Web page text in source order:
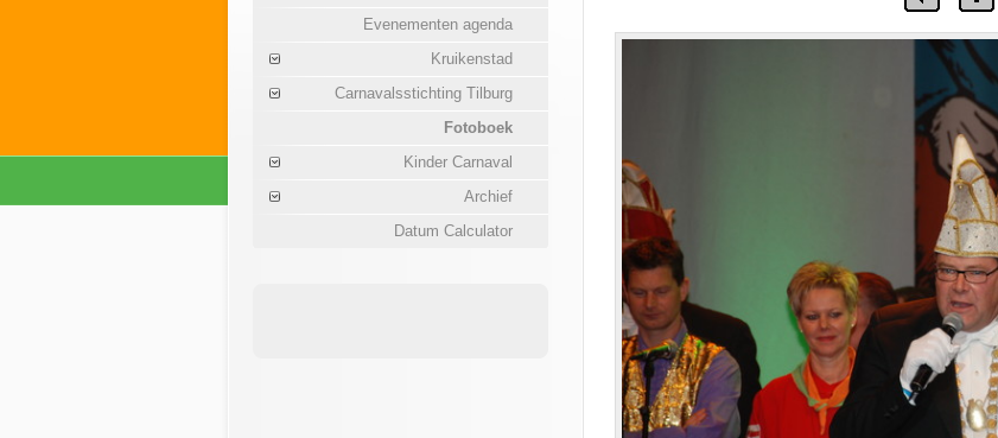
Evenementen agenda
Kruikenstad
Carnavalsstichting Tilburg
Fotoboek
Kinder Carnaval
Archief
Datum Calculator